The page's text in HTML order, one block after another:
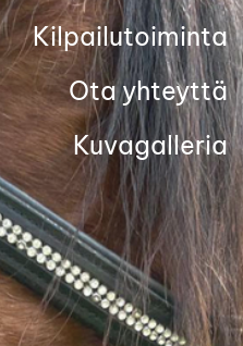
Kilpailutoiminta
Ota yhteyttä
Kuvagalleria